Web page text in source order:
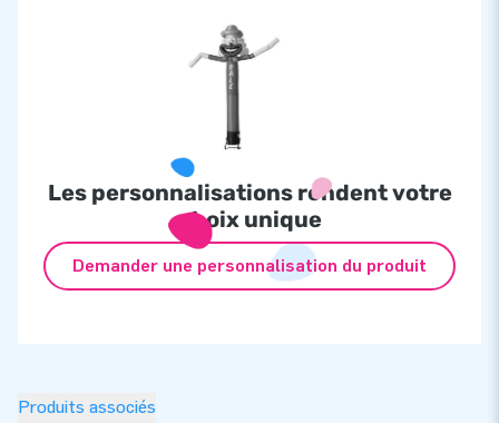
Les personnalisations rendent votre
choix unique
Demander une personnalisation du produit
Produits associés